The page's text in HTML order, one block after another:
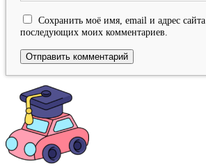
Сохранить моё имя, email и адрес
последующих моих комментариев.